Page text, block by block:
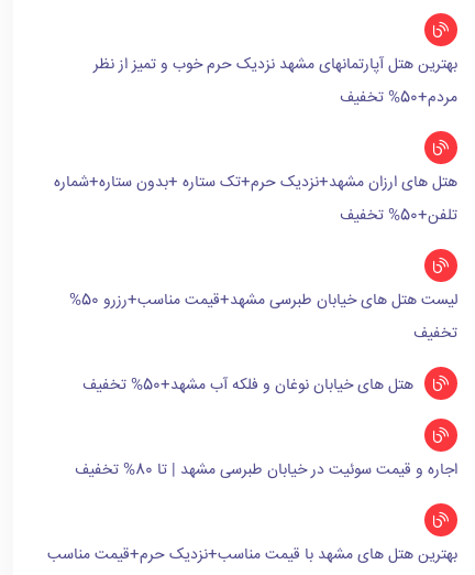
بهترین هتل آپارتمانهای مشهد نزدیک حرم خوب و تمیز از نظر
مردم+50% تخفیف
هتل های ارزان مشهد+نزدیک حرم+تک ستاره +بدون ستاره+شماره
تلفن+50% تخفیف
لیست هتل های خیابان طبرسی مشهد+قیمت مناسب+رزرو 50%
تخفیف
هتل های خیابان نوغان و فلکه آب مشهد+50% تخفیف
اجاره و قیمت سوئیت در خیابان طبرسی مشهد | تا 80% تخفیف
بهترین هتل های مشهد با قیمت مناسب+نزدیک حرم+قیمت مناسب